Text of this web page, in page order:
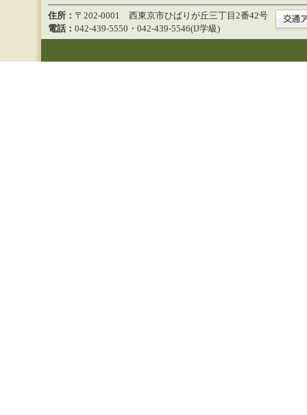
住所： 〒202-0001 西東京市ひばりが丘三丁目2番42号
電話： 042-439-5550・042-439-5546(IJ学級)